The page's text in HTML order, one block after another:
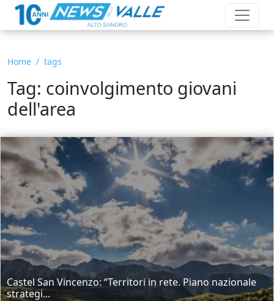
Home tags
Tag: coinvolgimento giovani
dell'area
Castel San Vincenzo: “Territori in rete. Piano nazionale
strategi...